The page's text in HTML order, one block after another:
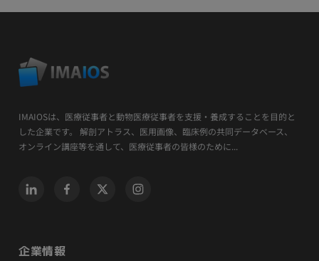
IMAIOSは、医療従事者と動物医療従事者を支援・養成することを目的と
した企業です。 解剖アトラス、医用画像、臨床例の共同データベース、
オンライン講座等を通して、医療従事者の皆様のために...
企業情報